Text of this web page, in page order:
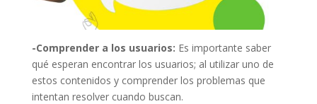
-Comprender a los usuarios: Es importante saber
qué esperan encontrar los usuarios; al utilizar uno de
estos contenidos y comprender los problemas que
intentan resolver cuando buscan.